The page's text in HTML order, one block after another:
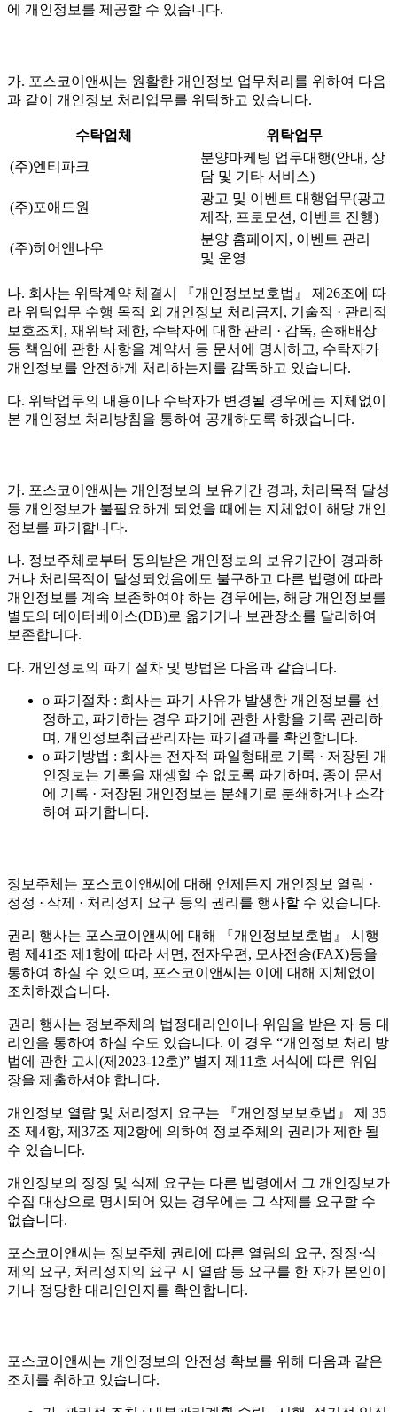
에 개인정보를 제공할 수 있습니다.
가. 포스코이앤씨는 원활한 개인정보 업무처리를 위하여 다음
과 같이 개인정보 처리업무를 위탁하고 있습니다.
수탁업체 위탁업무
(주)엔티파크
분양마케팅 업무대행(안내, 상
담 및 기타 서비스)
(주)포애드원
광고 및 이벤트 대행업무(광고
제작, 프로모션, 이벤트 진행)
(주)히어앤나우
분양 홈페이지, 이벤트 관리
및 운영
나. 회사는 위탁계약 체결시 『개인정보보호법』 제26조에 따
라 위탁업무 수행 목적 외 개인정보 처리금지, 기술적 · 관리적
보호조치, 재위탁 제한, 수탁자에 대한 관리 · 감독, 손해배상
등 책임에 관한 사항을 계약서 등 문서에 명시하고, 수탁자가
개인정보를 안전하게 처리하는지를 감독하고 있습니다.
다. 위탁업무의 내용이나 수탁자가 변경될 경우에는 지체없이
본 개인정보 처리방침을 통하여 공개하도록 하겠습니다.
가. 포스코이앤씨는 개인정보의 보유기간 경과, 처리목적 달성
등 개인정보가 불필요하게 되었을 때에는 지체없이 해당 개인
정보를 파기합니다.
나. 정보주체로부터 동의받은 개인정보의 보유기간이 경과하
거나 처리목적이 달성되었음에도 불구하고 다른 법령에 따라
개인정보를 계속 보존하여야 하는 경우에는, 해당 개인정보를
별도의 데이터베이스(DB)로 옮기거나 보관장소를 달리하여
보존합니다.
다. 개인정보의 파기 절차 및 방법은 다음과 같습니다.
o 파기절차 : 회사는 파기 사유가 발생한 개인정보를 선
정하고, 파기하는 경우 파기에 관한 사항을 기록 관리하
며, 개인정보취급관리자는 파기결과를 확인합니다.
o 파기방법 : 회사는 전자적 파일형태로 기록 · 저장된 개
인정보는 기록을 재생할 수 없도록 파기하며, 종이 문서
에 기록 · 저장된 개인정보는 분쇄기로 분쇄하거나 소각
하여 파기합니다.
정보주체는 포스코이앤씨에 대해 언제든지 개인정보 열람 ·
정정 · 삭제 · 처리정지 요구 등의 권리를 행사할 수 있습니다.
권리 행사는 포스코이앤씨에 대해 『개인정보보호법』 시행
령 제41조 제1항에 따라 서면, 전자우편, 모사전송(FAX)등을
통하여 하실 수 있으며, 포스코이앤씨는 이에 대해 지체없이
조치하겠습니다.
권리 행사는 정보주체의 법정대리인이나 위임을 받은 자 등 대
리인을 통하여 하실 수도 있습니다. 이 경우 “개인정보 처리 방
법에 관한 고시(제2023-12호)” 별지 제11호 서식에 따른 위임
장을 제출하셔야 합니다.
개인정보 열람 및 처리정지 요구는 『개인정보보호법』 제 35
조 제4항, 제37조 제2항에 의하여 정보주체의 권리가 제한 될
수 있습니다.
개인정보의 정정 및 삭제 요구는 다른 법령에서 그 개인정보가
수집 대상으로 명시되어 있는 경우에는 그 삭제를 요구할 수
없습니다.
포스코이앤씨는 정보주체 권리에 따른 열람의 요구, 정정·삭
제의 요구, 처리정지의 요구 시 열람 등 요구를 한 자가 본인이
거나 정당한 대리인인지를 확인합니다.
포스코이앤씨는 개인정보의 안전성 확보를 위해 다음과 같은
조치를 취하고 있습니다.